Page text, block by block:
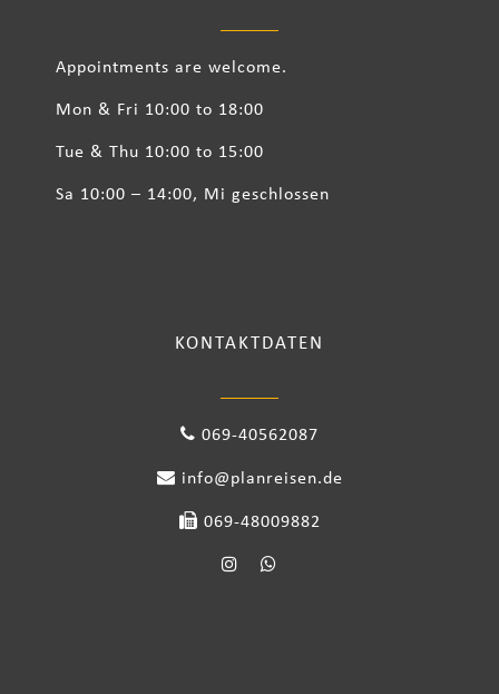
Appointments are welcome.
Mon & Fri 10:00 to 18:00
Tue & Thu 10:00 to 15:00
Sa 10:00 – 14:00, Mi geschlossen
KONTAKTDATEN
069-40562087
info@planreisen.de
069-48009882